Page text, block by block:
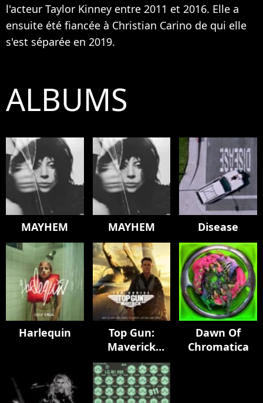
l'acteur Taylor Kinney entre 2011 et 2016. Elle a
ensuite été fiancée à Christian Carino de qui elle
s'est séparée en 2019.
ALBUMS
MAYHEM MAYHEM Disease
Harlequin
Top Gun:
Maverick
(Music From
The Motion
Picture)
Dawn Of
Chromatica